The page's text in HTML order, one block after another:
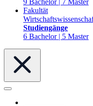
9 Bachelor | 7 Master
Fakultät
Studiengänge
6 Bachelor | 5 Master